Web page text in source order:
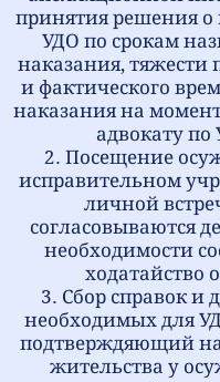
принятия решения о
УДО по срокам
наказания, тяжести
и фактического
наказания на
адвокату по
2. Посещение
исправительном
личной
согласовываются
необходимости
ходатайство
3. Сбор справок и
необходимых для
подтверждяющий
жительства у